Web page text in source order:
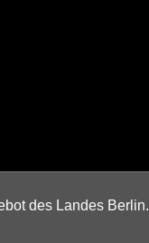
des Landes Berlin.